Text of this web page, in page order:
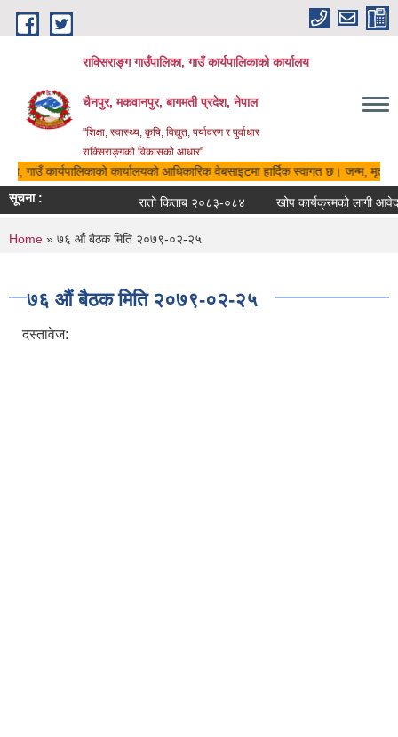
Skip to main content
राक्सिराङ्ग गाउँपालिका, गाउँ कार्यपालिकाको कार्यालय
चैनपुर, मकवानपुर, बागमती प्रदेश, नेपाल
"शिक्षा, स्वास्थ्य, कृषि, विद्युत, पर्यावरण र पुर्वाधार
राक्सिराङ्गको विकासको आधार"
गाउँ कार्यपालिकाको कार्यालयको आधिकारिक वेबसाइटमा हार्दिक स्वागत छ। जन्म,
सूचना :
रातो किताब २०८३-०८४ खोप कार्यक्रमको लागी
You are here
Home » ७६ औं बैठक मिति २०७९-०२-२५
७६ औं बैठक मिति २०७९-०२-२५
दस्तावेज: